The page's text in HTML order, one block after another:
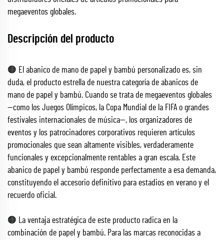
megaeventos globales.
Descripción del producto
🟠 El abanico de mano de papel y bambú personalizado es, sin
duda, el producto estrella de nuestra categoría de abanicos de
mano de papel y bambú. Cuando se trata de megaeventos globales
—como los Juegos Olímpicos, la Copa Mundial de la FIFA o grandes
festivales internacionales de música—, los organizadores de
eventos y los patrocinadores corporativos requieren artículos
promocionales que sean altamente visibles, verdaderamente
funcionales y excepcionalmente rentables a gran escala. Este
abanico de papel y bambú responde perfectamente a esa demanda,
constituyendo el accesorio definitivo para estadios en verano y el
recuerdo oficial.
🟠 La ventaja estratégica de este producto radica en la
combinación de papel y bambú. Para las marcas reconocidas a